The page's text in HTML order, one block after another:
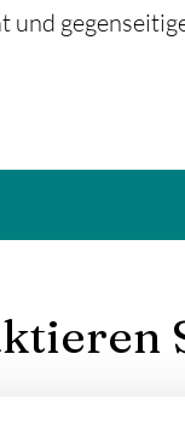
und